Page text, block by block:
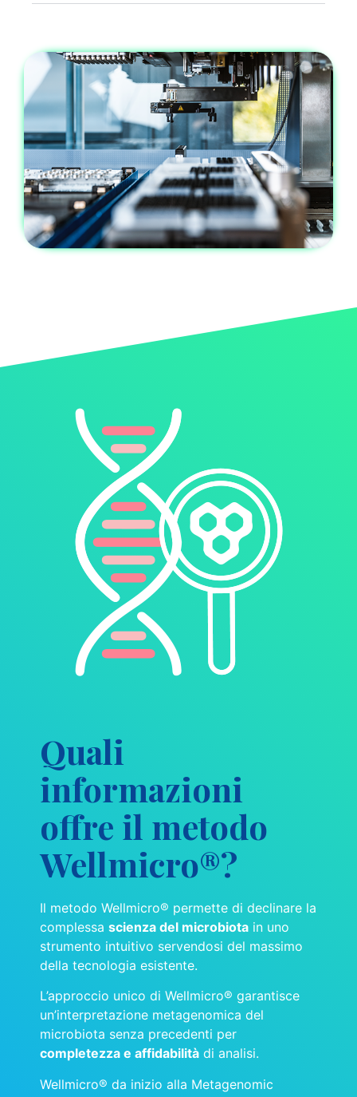
Quali
informazioni
offre il metodo
Wellmicro®?
Il metodo Wellmicro® permette di declinare la
complessa scienza del microbiota in uno
strumento intuitivo servendosi del massimo
della tecnologia esistente.
L’approccio unico di Wellmicro® garantisce
un’interpretazione metagenomica del
microbiota senza precedenti per
completezza e affidabilità di analisi.
Wellmicro® da inizio alla Metagenomic